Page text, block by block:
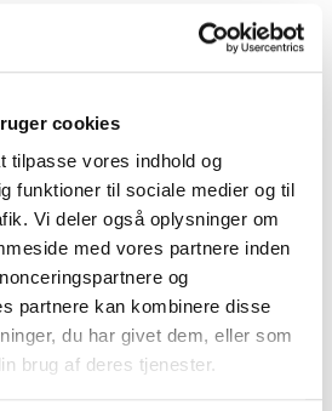
cookies
tilpasse vores indhold og
funktioner til sociale medier og til
Vi deler også oplysninger om
med vores partnere inden
og
partnere kan kombinere disse
du har givet dem, eller som
brug af deres tjenester.